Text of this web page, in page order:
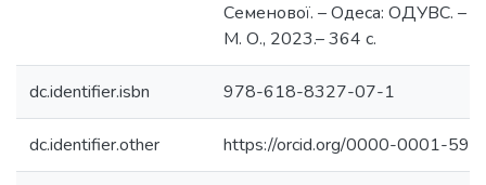
Семенової. – Одеса: ОДУВС. –
М. О., 2023.– 364 с.
dc.identifier.isbn 978-618-8327-07-1
dc.identifier.other https://orcid.org/0000-0001-